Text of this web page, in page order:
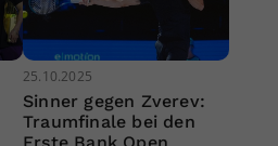
25.10.2025
Sinner gegen Zverev:
Traumfinale bei den